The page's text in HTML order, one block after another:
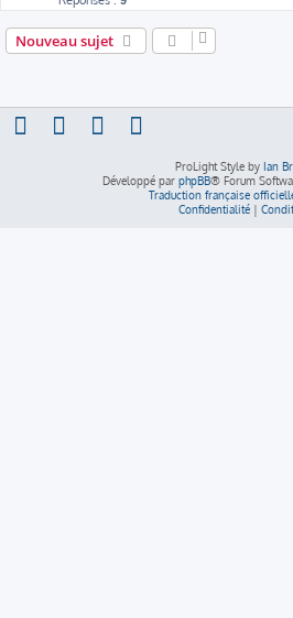
Nouveau sujet
ProLight Style by Ian
Développé par phpBB® Forum
Traduction française
Confidentialité|